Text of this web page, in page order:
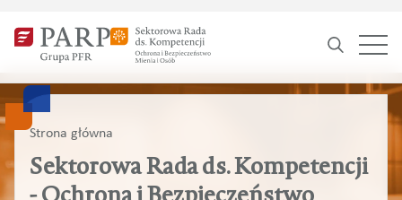
Strona główna
Sektorowa Rada ds. Kompetencji
- Ochrona i Bezpieczeństwo